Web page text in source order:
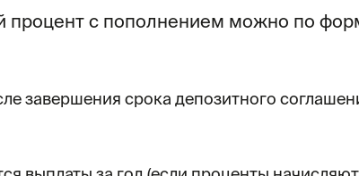
процент с пополнением можно по
завершения срока депозитного